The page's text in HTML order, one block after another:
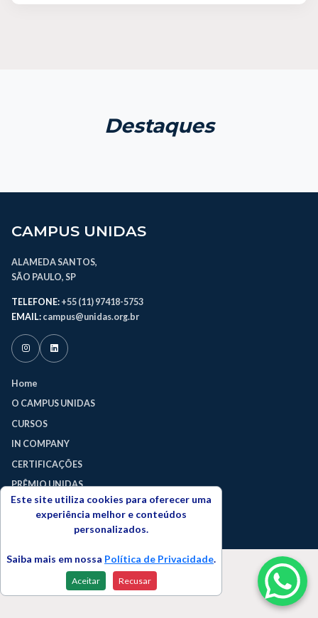
Destaques
CAMPUS UNIDAS
ALAMEDA SANTOS,
SÃO PAULO, SP
TELEFONE: +55 (11) 97418-5753
EMAIL: campus@unidas.org.br
Home
O CAMPUS UNIDAS
CURSOS
IN COMPANY
CERTIFICAÇÕES
PRÊMIO UNIDAS
TERMOS DE USO
POLÍTICA DE PRIVACIDADE
Este site utiliza cookies para oferecer uma
experiência melhor e conteúdos
personalizados.
Saiba mais em nossa Política de Privacidade.
Aceitar Recusar